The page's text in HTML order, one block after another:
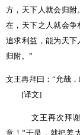
方，天下人就会归
在，天下之人就会
追求利益，能为天
归附。 ”
文王再拜曰： “允哉
[译文]
文王再次拜
意！”于是，就把姜